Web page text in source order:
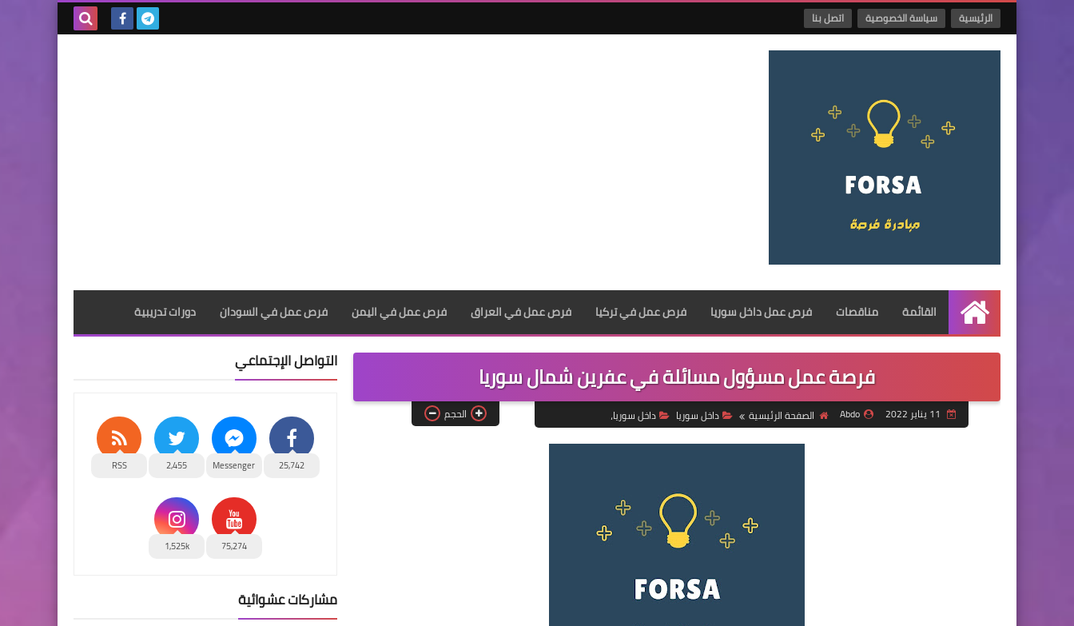
الرئيسية سياسة الخصوصية اتصل بنا
الرئيسية
القائمة مناقصات فرص عمل داخل سوريا فرص عمل في تركيا فرص عمل في العراق فرص عمل في اليمن فرص عمل في السودان دورات تدريبية
فرصة عمل مسؤول مسائلة في عفرين شمال سوريا
Abdo الصفحة الرئيسية داخل سوريا داخل سوريا، الحجم
التواصل الإجتماعي
25,742
Messenger
2,455
RSS
75,274
1,525k
مشاركات عشوائية